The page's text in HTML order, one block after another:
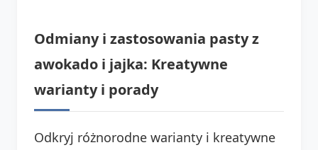
Odmiany i zastosowania pasty z
awokado i jajka: Kreatywne
warianty i porady
Odkryj różnorodne warianty i kreatywne